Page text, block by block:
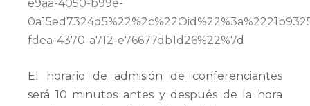
e9aa-4050-b99e-
fdea-4370-a712-e76677db1d26%22%7d
El horario de admisión de conferenciantes
será 10 minutos antes y después de la hora